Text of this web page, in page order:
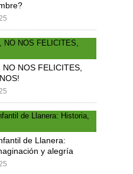
NO NOS FELICITES,
de Llanera:
y alegría